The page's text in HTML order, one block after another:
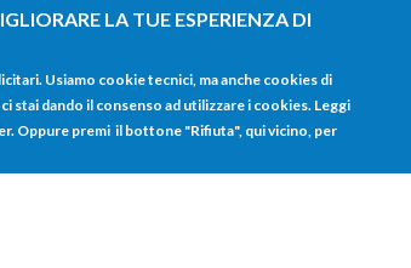
LA TUE ESPERIENZA DI
Usiamo cookie tecnici, ma anche cookies di
stai dando il consenso ad utilizzare i cookies. Leggi
Oppure premi il bottone "Rifiuta", qui vicino, per
HOME